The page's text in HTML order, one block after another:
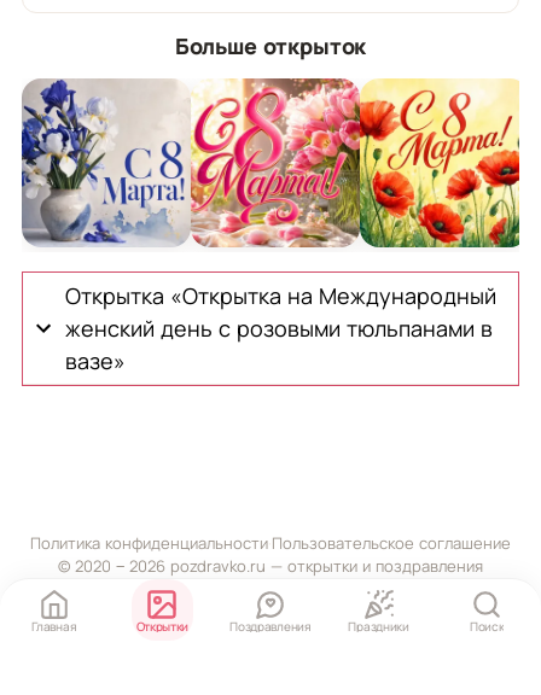
Больше открыток
Открытка «Открытка на Международный
женский день с розовыми тюльпанами в
вазе»
Политика конфиденциальности Пользовательское соглашение
© 2020 ‒ 2026 pozdravko.ru — открытки и поздравления
Главная Открытки Поздравления Праздники Поиск